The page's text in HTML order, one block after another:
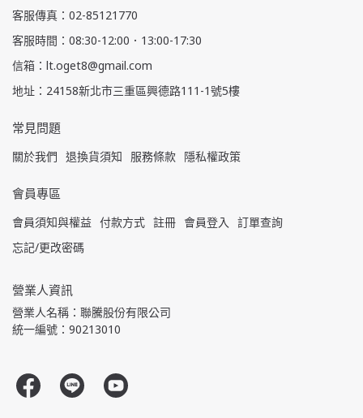
客服傳真：02-85121770
客服時間：08:30-12:00．13:00-17:30
信箱：lt.oget8@gmail.com
地址：24158新北市三重區興德路111-1號5樓
常見問題
關於我們 退換貨須知 服務條款 隱私權政策
會員專區
會員須知與權益 付款方式 註冊 會員登入
訂單查詢
忘記/更改密碼
營業人資訊
營業人名稱：聯騰股份有限公司
統一編號：90213010